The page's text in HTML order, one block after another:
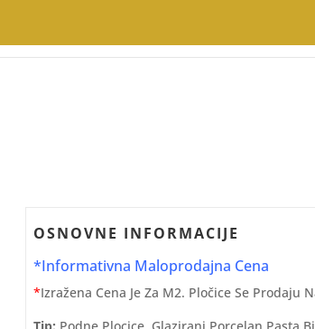
OSNOVNE INFORMACIJE
*Informativna Maloprodajna Cena
*Izražena Cena Je Za M2. Pločice Se Prodaju